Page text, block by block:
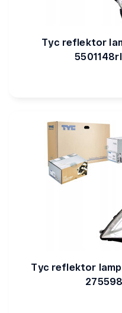
Tyc reflektor
Tyc reflektor